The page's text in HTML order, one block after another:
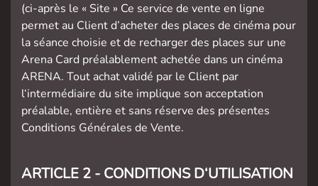
(ci-après le « Site » Ce service de vente en ligne
permet au Client d’acheter des places de cinéma pour
la séance choisie et de recharger des places sur une
Arena Card préalablement achetée dans un cinéma
ARENA. Tout achat validé par le Client par
l‘intermédiaire du site implique son acceptation
préalable, entière et sans réserve des présentes
Conditions Générales de Vente.
ARTICLE 2 - CONDITIONS D‘UTILISATION